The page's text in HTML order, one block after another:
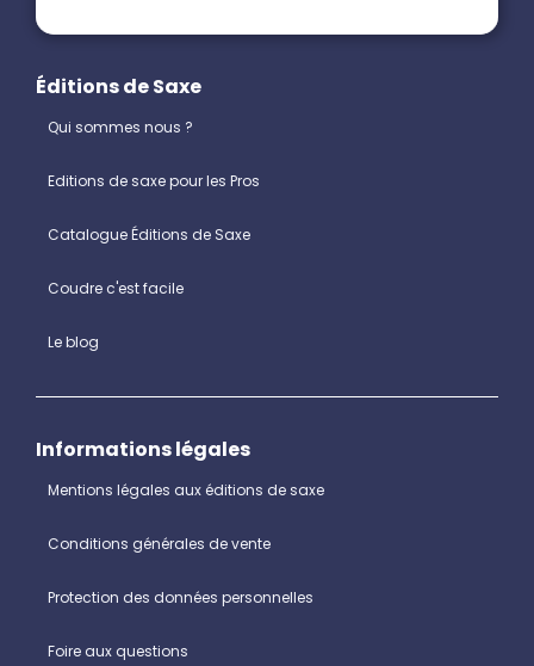
Éditions de Saxe
Qui sommes nous ?
Editions de saxe pour les Pros
Catalogue Éditions de Saxe
Coudre c'est facile
Le blog
Informations légales
Mentions légales aux éditions de saxe
Conditions générales de vente
Protection des données personnelles
Foire aux questions